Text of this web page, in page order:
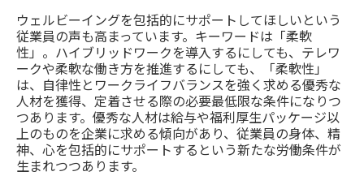
ウェルビーイングを包括的にサポートしてほしいという
従業員の声も高まっています。キーワードは「柔軟
性」。ハイブリッドワークを導入するにしても、テレワ
ークや柔軟な働き方を推進するにしても、「柔軟性」
は、自律性とワークライフバランスを強く求める優秀な
人材を獲得、定着させる際の必要最低限な条件になりつ
つあります。優秀な人材は給与や福利厚生パッケージ以
上のものを企業に求める傾向があり、従業員の身体、精
神、心を包括的にサポートするという新たな労働条件が
生まれつつあります。